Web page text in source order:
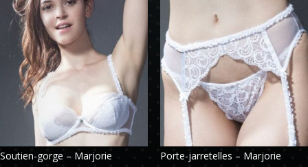
Soutien-gorge – Marjorie
Porte-jarretelles – Marjorie